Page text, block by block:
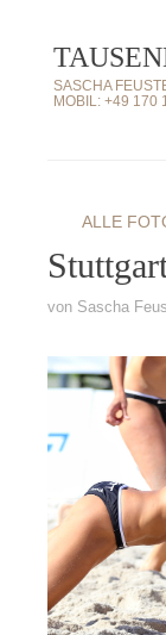
Inhalt
springen
SASCHA
MOBIL: +49 170
ALLE
von Sascha